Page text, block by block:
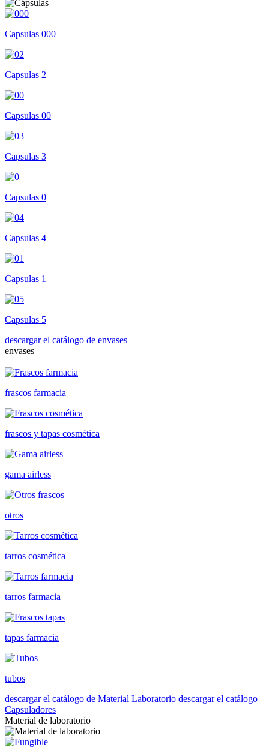
Capsulas 000
Capsulas 2
Capsulas 00
Capsulas 3
Capsulas 0
Capsulas 4
Capsulas 1
Capsulas 5
descargar el catálogo de envases
envases
frascos farmacia
frascos y tapas cosmética
gama airless
otros
tarros cosmética
tarros farmacia
tapas farmacia
tubos
descargar el catálogo de Material Laboratorio descargar el catálogo
Capsuladores
Material de laboratorio